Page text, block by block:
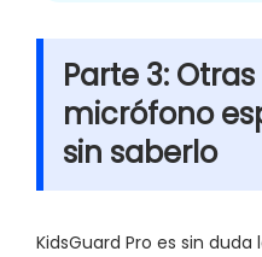
Parte 3:
micrófono
sin saberlo
KidsGuard Pro es sin